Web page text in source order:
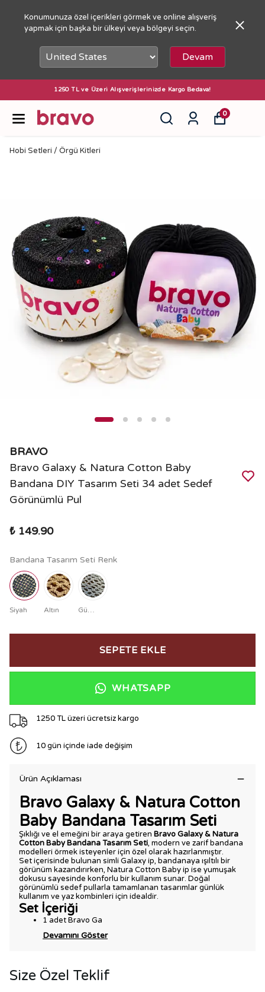
Konumunuza özel içerikleri görmek ve online alışveriş
yapmak için başka bir ülkeyi veya bölgeyi seçin.
Devam
1250 TL ve Üzeri Alışverişlerinizde Kargo Bedava!
0
Hobi Setleri / Örgü Kitleri
BRAVO
Bravo Galaxy & Natura Cotton Baby
Bandana DIY Tasarım Seti 34 adet Sedef
Görünümlü Pul
₺ 149.90
Bandana Tasarım Seti Renk
Siyah Altın Gümüş
SEPETE EKLE
WHATSAPP
1250 TL üzeri ücretsiz kargo
10 gün içinde iade değişim
Ürün Açıklaması
Bravo Galaxy & Natura Cotton
Baby Bandana Tasarım Seti
Şıklığı ve el emeğini bir araya getiren Bravo Galaxy & Natura
Cotton Baby Bandana Tasarım Seti, modern ve zarif bandana
modelleri örmek isteyenler için özel olarak hazırlanmıştır.
Set içerisinde bulunan simli Galaxy ip, bandanaya ışıltılı bir
görünüm kazandırırken, Natura Cotton Baby ip ise yumuşak
dokusu sayesinde konforlu bir kullanım sunar. Doğal
görünümlü sedef pullarla tamamlanan tasarımlar günlük
kullanım ve yaz kombinleri için idealdir.
Set İçeriği
1 adet Bravo Ga
Devamını Göster
Size Özel Teklif